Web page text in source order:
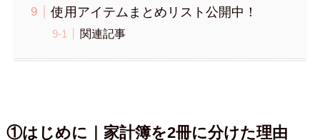
使用アイテムまとめリスト公開中！
関連記事
①はじめに｜家計簿を2冊に分けた理由